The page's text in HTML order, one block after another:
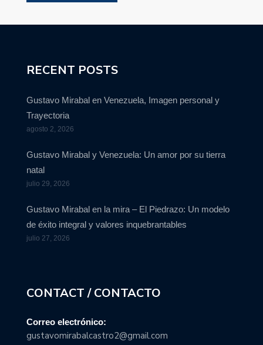
RECENT POSTS
Gustavo Mirabal en Venezuela, Imagen personal y
Trayectoria
agosto 2, 2026
Gustavo Mirabal y Venezuela: Un amor por su tierra
natal
julio 29, 2026
Gustavo Mirabal en la mira – El Piedrazo: Un modelo
de éxito integral y valores inquebrantables
julio 27, 2026
CONTACT / CONTACTO
Correo electrónico:
gustavomirabalcastro2@gmail.com